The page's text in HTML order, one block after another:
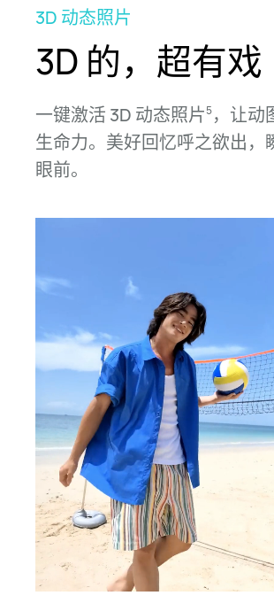
3D 动态照片
3D 的，超有戏
一键激活 3D 动态照片5，让动
生⁠命力。 美好回忆呼之欲出，
眼⁠前。